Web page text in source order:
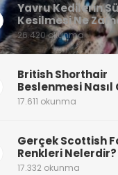
Yavru Kedilerin
Kesilmesi Ne
26.420 okunma
British Shorthair
Beslenmesi Nasıl
17.611 okunma
Gerçek Scottish
Renkleri Nelerdir?
17.332 okunma